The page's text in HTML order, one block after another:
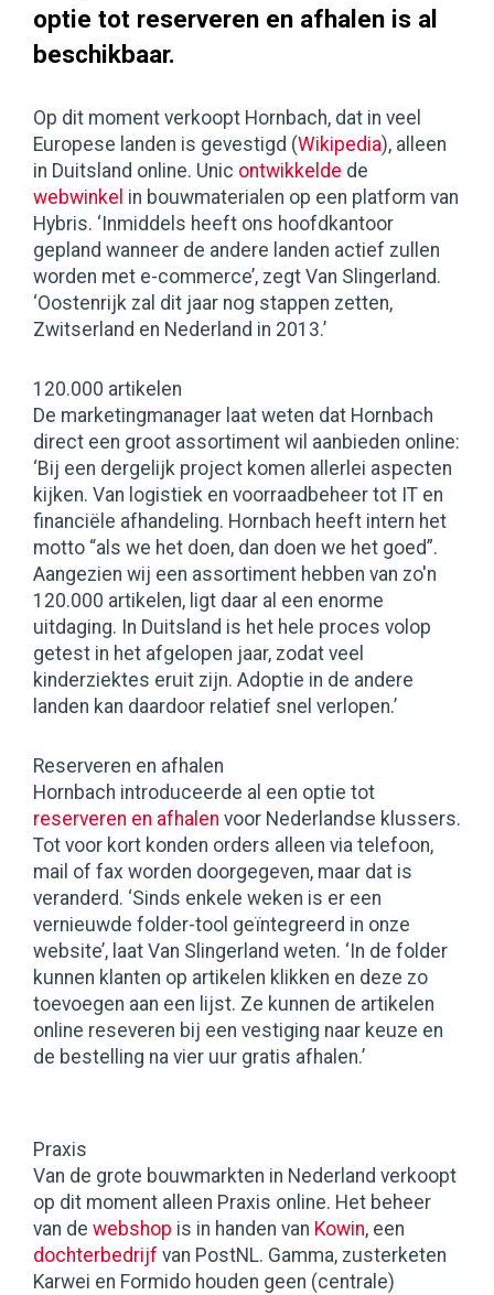
optie tot reserveren en afhalen is al
beschikbaar.
Op dit moment verkoopt Hornbach, dat in veel
Europese landen is gevestigd (Wikipedia), alleen
in Duitsland online. Unic ontwikkelde de
webwinkel in bouwmaterialen op een platform van
Hybris. ‘Inmiddels heeft ons hoofdkantoor
gepland wanneer de andere landen actief zullen
worden met e-commerce’, zegt Van Slingerland.
‘Oostenrijk zal dit jaar nog stappen zetten,
Zwitserland en Nederland in 2013.’
120.000 artikelen
De marketingmanager laat weten dat Hornbach
direct een groot assortiment wil aanbieden online:
‘Bij een dergelijk project komen allerlei aspecten
kijken. Van logistiek en voorraadbeheer tot IT en
financiële afhandeling. Hornbach heeft intern het
motto “als we het doen, dan doen we het goed”.
Aangezien wij een assortiment hebben van zo'n
120.000 artikelen, ligt daar al een enorme
uitdaging. In Duitsland is het hele proces volop
getest in het afgelopen jaar, zodat veel
kinderziektes eruit zijn. Adoptie in de andere
landen kan daardoor relatief snel verlopen.’
Reserveren en afhalen
Hornbach introduceerde al een optie tot
reserveren en afhalen voor Nederlandse klussers.
Tot voor kort konden orders alleen via telefoon,
mail of fax worden doorgegeven, maar dat is
veranderd. ‘Sinds enkele weken is er een
vernieuwde folder-tool geïntegreerd in onze
website’, laat Van Slingerland weten. ‘In de folder
kunnen klanten op artikelen klikken en deze zo
toevoegen aan een lijst. Ze kunnen de artikelen
online reseveren bij een vestiging naar keuze en
de bestelling na vier uur gratis afhalen.’
Praxis
Van de grote bouwmarkten in Nederland verkoopt
op dit moment alleen Praxis online. Het beheer
van de webshop is in handen van Kowin, een
dochterbedrijf van PostNL. Gamma, zusterketen
Karwei en Formido houden geen (centrale)